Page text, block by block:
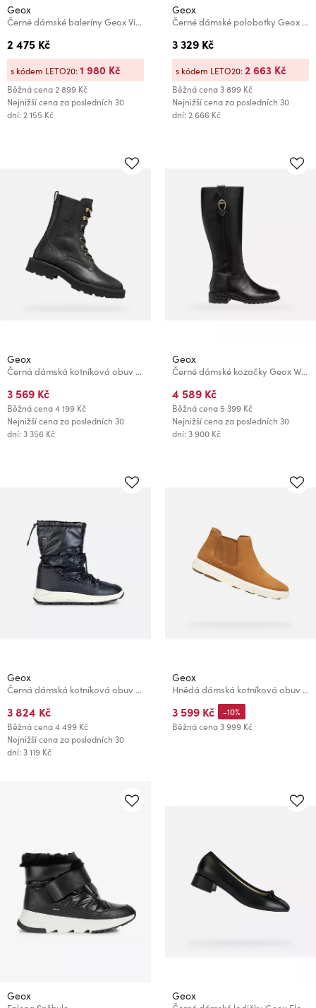
Geox
Černé dámské baleríny Geox Virnilisa B
2 475 Kč
Běžná cena2 899 Kč
Nejnižší cena za posledních 30
dní: 2 155 Kč
s kódem LETO20:1 980 Kč
Geox
Černé dámské polobotky Geox Walk Pleasure
3 329 Kč
Běžná cena3 899 Kč
Nejnižší cena za posledních 30
dní: 2 666 Kč
s kódem LETO20:2 663 Kč
Geox
Černá dámská kotníková obuv Geox Norize
3 569 Kč
Běžná cena4 199 Kč
Nejnižší cena za posledních 30
dní: 3 356 Kč
Geox
Černé dámské kozačky Geox Walk Pleasure
4 589 Kč
Běžná cena5 399 Kč
Nejnižší cena za posledních 30
dní: 3 900 Kč
Geox
Černá dámská kotníková obuv Geox Spherica 4X4 B ABX
3 824 Kč
Běžná cena4 499 Kč
Nejnižší cena za posledních 30
dní: 3 119 Kč
Geox
Hnědá dámská kotníková obuv Geox Nebula 2.0
3 599 Kč
Běžná cena3 999 Kč
-10%
Geox Geox